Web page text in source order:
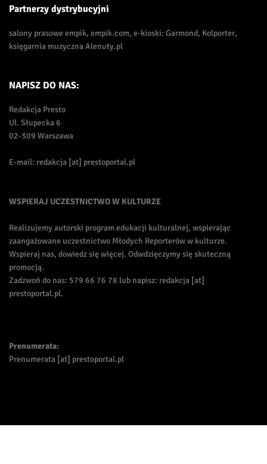
Partnerzy dystrybucyjni
salony prasowe empik, empik.com, e-kioski: Garmond, Kolporter,
księgarnia muzyczna Alenuty.pl
NAPISZ DO NAS:
Redakcja Presto
Ul. Słupecka 6
02-309 Warszawa
E-mail: redakcja [at] prestoportal.pl
WSPIERAJ UCZESTNICTWO W KULTURZE
Realizujemy autorski program edukacji kulturalnej, wspierając
zaangażowane uczestnictwo Młodych Reporterów w kulturze.
Wspieraj nas, dowiedz się więcej. Odwdzięczymy się skuteczną
promocją.
Zadzwoń do nas: 579 66 76 78 lub napisz: redakcja [at]
prestoportal.pl.
Prenumerata:
Prenumerata [at] prestoportal.pl